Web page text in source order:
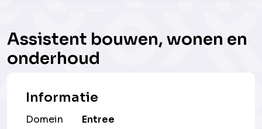
Assistent bouwen, wonen en
onderhoud
Informatie
Domein
Entree